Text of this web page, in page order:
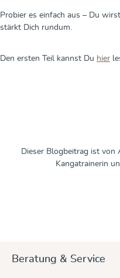
Probier es einfach aus – Du
stärkt Dich rundum.
Den ersten Teil kannst Du hier
Dieser Blogbeitrag ist von
Kangatrainerin
Beratung & Service